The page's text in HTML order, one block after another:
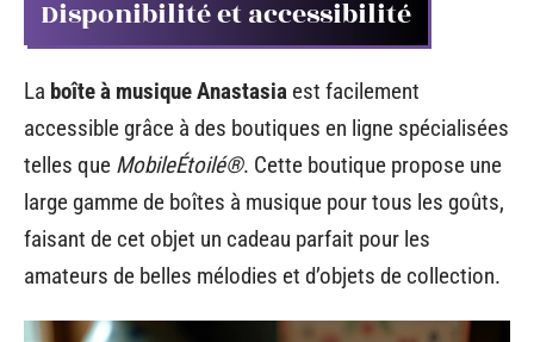
Disponibilité et accessibilité
La boîte à musique Anastasia est facilement
accessible grâce à des boutiques en ligne spécialisées
telles que MobileÉtoilé®. Cette boutique propose une
large gamme de boîtes à musique pour tous les goûts,
faisant de cet objet un cadeau parfait pour les
amateurs de belles mélodies et d’objets de collection.